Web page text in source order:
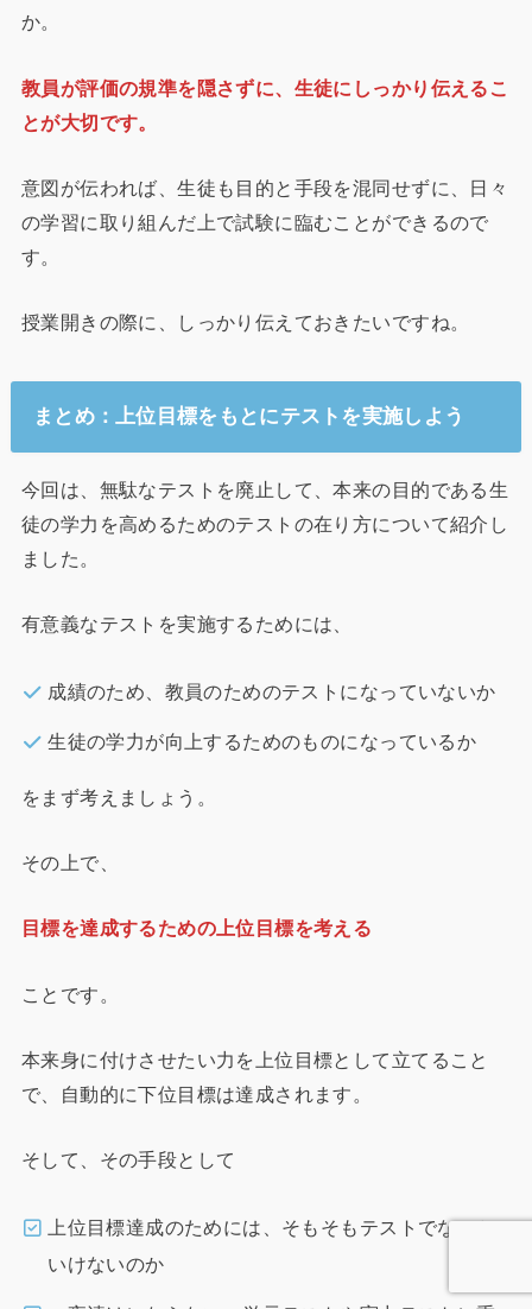
か。
教員が評価の規準を隠さずに、生徒にしっかり伝えるこ
とが大切です。
意図が伝われば、生徒も目的と手段を混同せずに、日々
の学習に取り組んだ上で試験に臨むことができるので
す。
授業開きの際に、しっかり伝えておきたいですね。
まとめ：上位目標をもとにテストを実施しよう
今回は、無駄なテストを廃止して、本来の目的である生
徒の学力を高めるためのテストの在り方について紹介し
ました。
有意義なテストを実施するためには、
成績のため、教員のためのテストになっていないか
生徒の学力が向上するためのものになっているか
をまず考えましょう。
その上で、
目標を達成するための上位目標を考える
ことです。
本来身に付けさせたい力を上位目標として立てること
で、自動的に下位目標は達成されます。
そして、その手段として
上位目標達成のためには、そもそもテストでないと
いけないのか